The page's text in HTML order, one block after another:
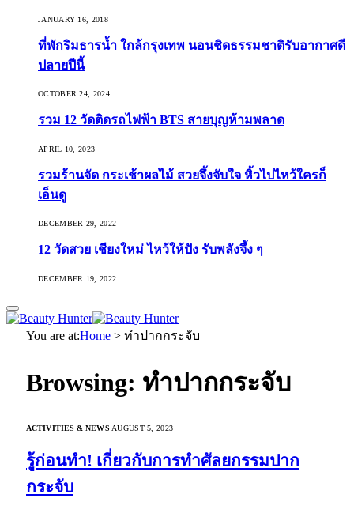
JANUARY 16, 2018
ที่พักริมธารน้ำ ใกล้กรุงเทพ นอนชิดธรรมชาติรับอากาศดี
ปลายปีนี้
OCTOBER 24, 2024
รวม 12 วัดติดรถไฟฟ้า BTS สายบุญห้ามพลาด
APRIL 10, 2023
รวมร้านจัด กระเช้าผลไม้ สวยจึ้งจับใจ หิ้วไปไหว้ใครก็
เอ็นดู
DECEMBER 29, 2022
12 วัดสวย เชียงใหม่ ไหว้ให้ปัง รับพลังจึ้ง ๆ
DECEMBER 19, 2022
You are at:Home > ทำปากกระจับ
Browsing: ทำปากกระจับ
ACTIVITIES & NEWS AUGUST 5, 2023
รู้ก่อนทำ! เกี่ยวกับการทำศัลยกรรมปาก
กระจับ